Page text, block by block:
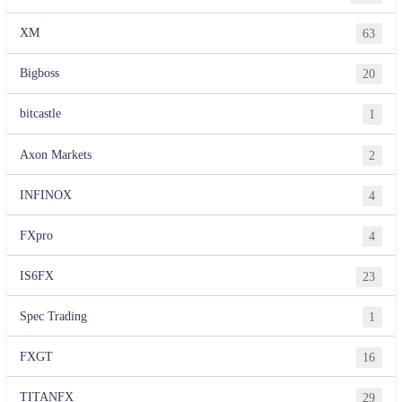
XM 63
Bigboss 20
bitcastle 1
Axon Markets 2
INFINOX 4
FXpro 4
IS6FX 23
Spec Trading 1
FXGT 16
TITANFX 29